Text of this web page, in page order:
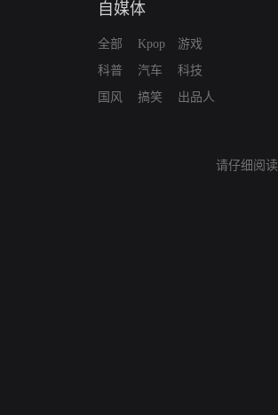
自媒体
全部
科普
国风
Kpop
汽车
搞笑
游戏
科技
出品人
请仔细阅读